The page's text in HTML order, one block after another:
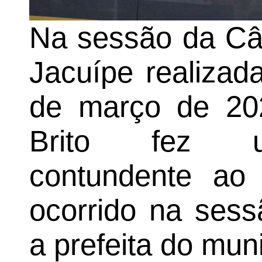
Na sessão da
Jacuípe
de março de
Brito fez
contundente
ocorrido na
a prefeita do